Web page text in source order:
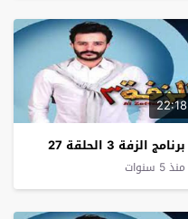
22:18
برنامج الزفة 3 الحلقة 27
منذ 5 سنوات